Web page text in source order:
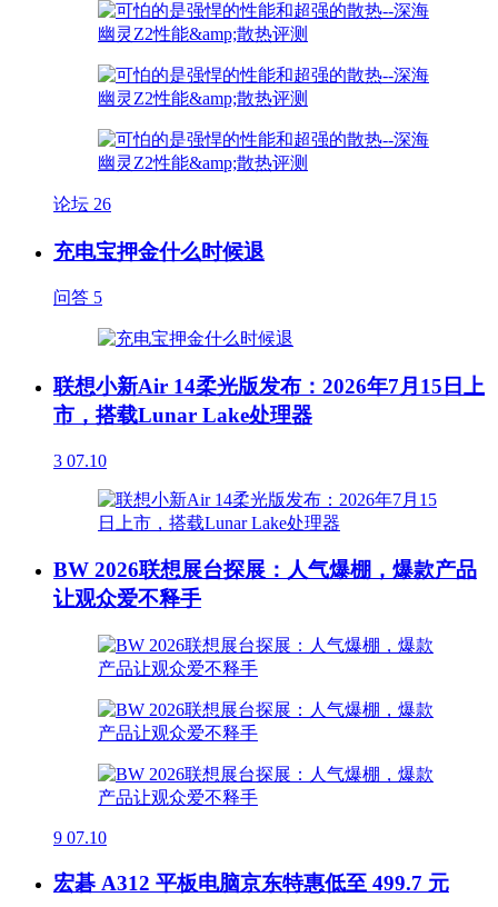
论坛 26
充电宝押金什么时候退
问答 5
联想小新Air 14柔光版发布：2026年7月15日上
市，搭载Lunar Lake处理器
3 07.10
BW 2026联想展台探展：人气爆棚，爆款产品
让观众爱不释手
9 07.10
宏碁 A312 平板电脑京东特惠低至 499.7 元